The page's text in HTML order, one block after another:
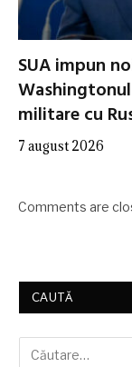
SUA impun
militare cu
7 august 2026
Comments are
CAUTĂ